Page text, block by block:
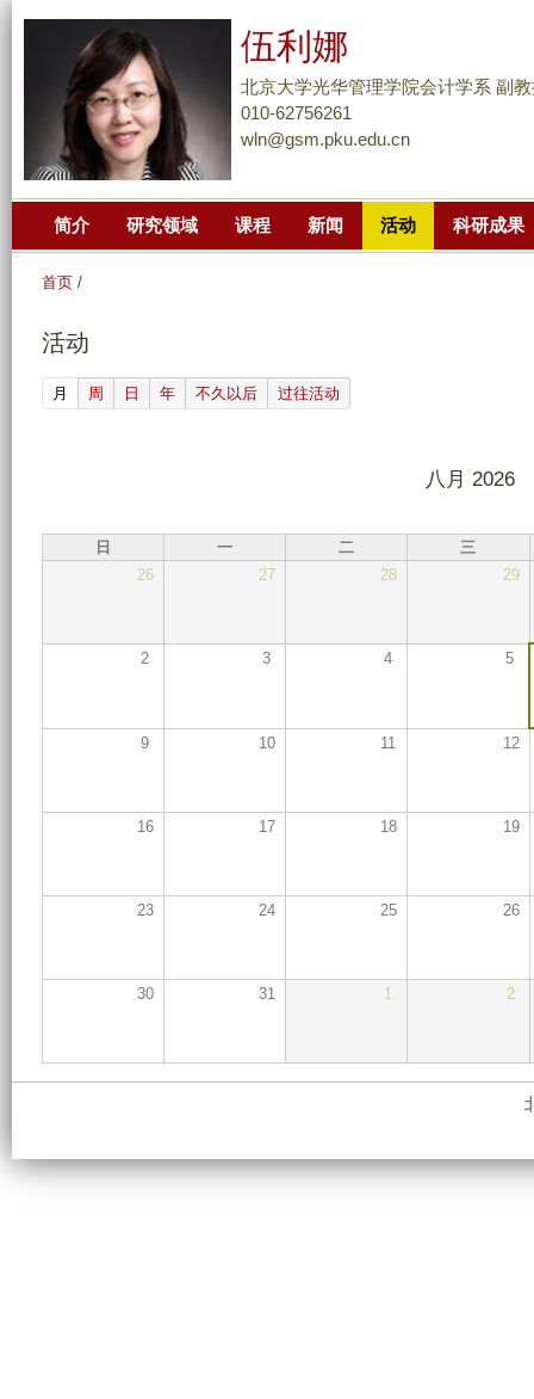
到
主
要
伍利娜
北京大学光华管理学院会计学系 副
010-62756261
wln@gsm.pku.edu.cn
简介 研究领域 课程 新闻 活动 科研成果
首页 /
活动
月 (active tab)
周 日 年 不久以后 过往活动
八月 2026
日 一 二
三
26
27 28 29
2 3 4 5
9 10 11 12
16 17 18 19
23 24 25 26
30 31 1 2